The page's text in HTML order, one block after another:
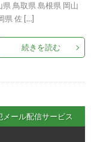
鳥取県 島根県 岡山
県 佐 […]
続きを読む
メール配信サービス